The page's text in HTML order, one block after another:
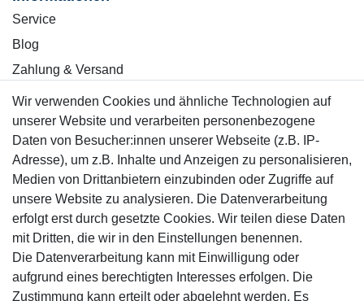
Service
Blog
Zahlung & Versand
Sicher einkaufen
Mitglied
Wir verwenden Cookies und ähnliche Technologien auf
unserer Website und verarbeiten personenbezogene
Daten von Besucher:innen unserer Webseite (z.B. IP-
Adresse), um z.B. Inhalte und Anzeigen zu personalisieren,
Medien von Drittanbietern einzubinden oder Zugriffe auf
unsere Website zu analysieren. Die Datenverarbeitung
erfolgt erst durch gesetzte Cookies. Wir teilen diese Daten
mit Dritten, die wir in den Einstellungen benennen.
Die Datenverarbeitung kann mit Einwilligung oder
aufgrund eines berechtigten Interesses erfolgen. Die
Zustimmung kann erteilt oder abgelehnt werden. Es